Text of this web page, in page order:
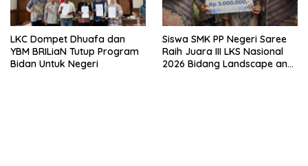
LKC Dompet Dhuafa dan
YBM BRILiaN Tutup Program
Bidan Untuk Negeri
Siswa SMK PP Negeri Saree
Raih Juara III LKS Nasional
2026 Bidang Landscape and